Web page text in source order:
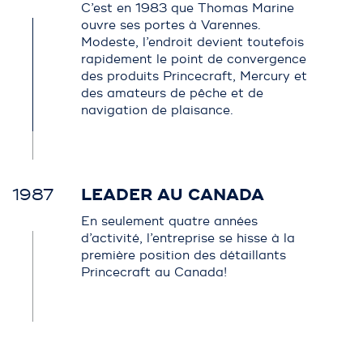
C’est en 1983 que Thomas Marine
ouvre ses portes à Varennes.
Modeste, l’endroit devient toutefois
rapidement le point de convergence
des produits Princecraft, Mercury et
des amateurs de pêche et de
navigation de plaisance.
LEADER AU CANADA
1987
En seulement quatre années
d’activité, l’entreprise se hisse à la
première position des détaillants
Princecraft au Canada!